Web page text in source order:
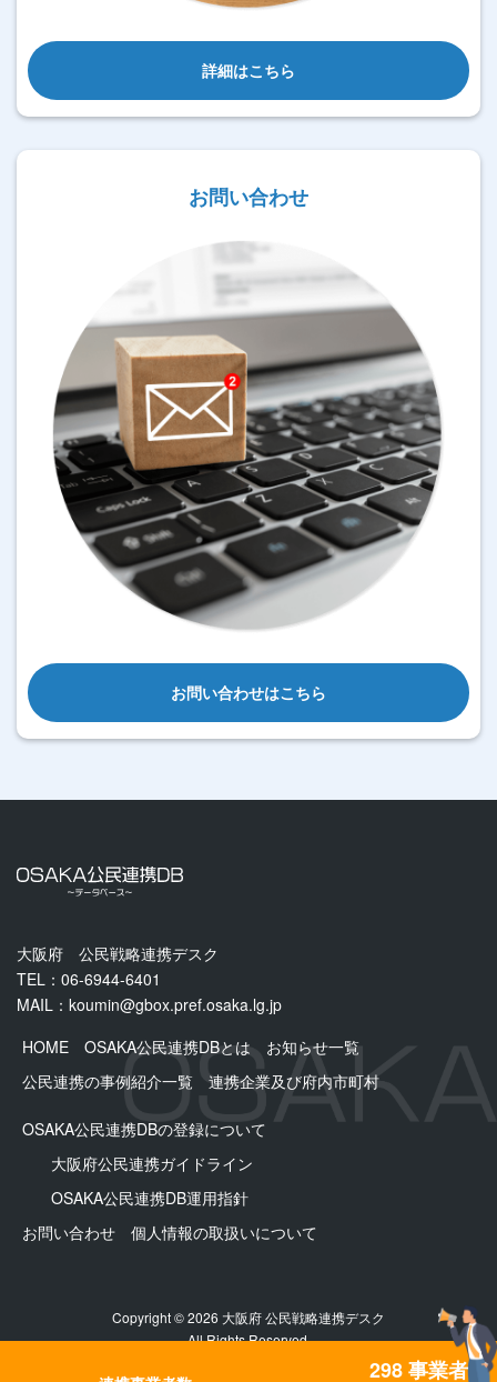
詳細はこちら
お問い合わせ
お問い合わせはこちら
大阪府 公民戦略連携デスク
TEL：06-6944-6401
MAIL： koumin@gbox.pref.osaka.lg.jp
HOME
OSAKA公民連携DBとは
お知らせ一覧
公民連携の事例紹介一覧
連携企業及び府内市町村
OSAKA公民連携DBの登録について
大阪府公民連携ガイドライン
OSAKA公⺠連携DB運用指針
お問い合わせ
個人情報の取扱いについて
Copyright © 2026 大阪府 公民戦略連携デスク
All Rights Reserved.
298 事業者